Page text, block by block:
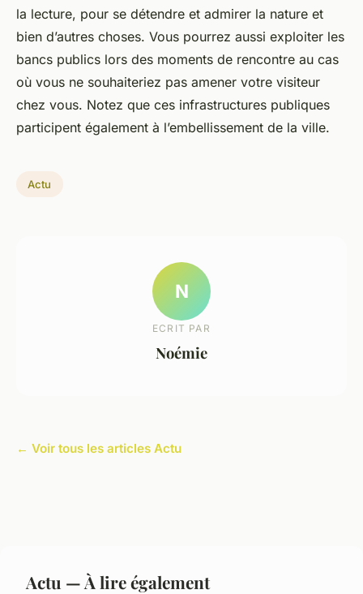
la lecture, pour se détendre et admirer la nature et
bien d’autres choses. Vous pourrez aussi exploiter les
bancs publics lors des moments de rencontre au cas
où vous ne souhaiteriez pas amener votre visiteur
chez vous. Notez que ces infrastructures publiques
participent également à l’embellissement de la ville.
Actu
N
ECRIT PAR
Noémie
← Voir tous les articles Actu
Actu — À lire également